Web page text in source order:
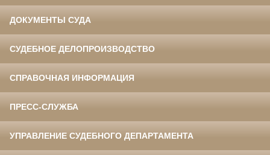
ДОКУМЕНТЫ СУДА
СУДЕБНОЕ ДЕЛОПРОИЗВОДСТВО
СПРАВОЧНАЯ ИНФОРМАЦИЯ
ПРЕСС-СЛУЖБА
УПРАВЛЕНИЕ СУДЕБНОГО ДЕПАРТАМЕНТА